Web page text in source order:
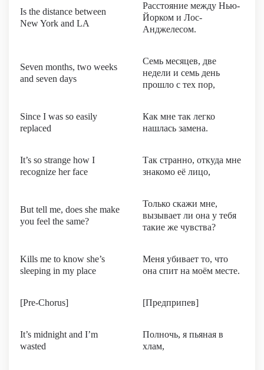
Is the distance between
New York and LA
Расстояние между Нью-
Йорком и Лос-
Анджелесом.
Seven months, two weeks
and seven days
Семь месяцев, две
недели и семь день
прошло с тех пор,
Since I was so easily
replaced
Как мне так легко
нашлась замена.
It’s so strange how I
recognize her face
Так странно, откуда мне
знакомо её лицо,
But tell me, does she make
you feel the same?
Только скажи мне,
вызывает ли она у тебя
такие же чувства?
Kills me to know she’s
sleeping in my place
Меня убивает то, что
она спит на моём месте.
[Pre-Chorus] [Предприпев]
It’s midnight and I’m
wasted
Полночь, я пьяная в
хлам,